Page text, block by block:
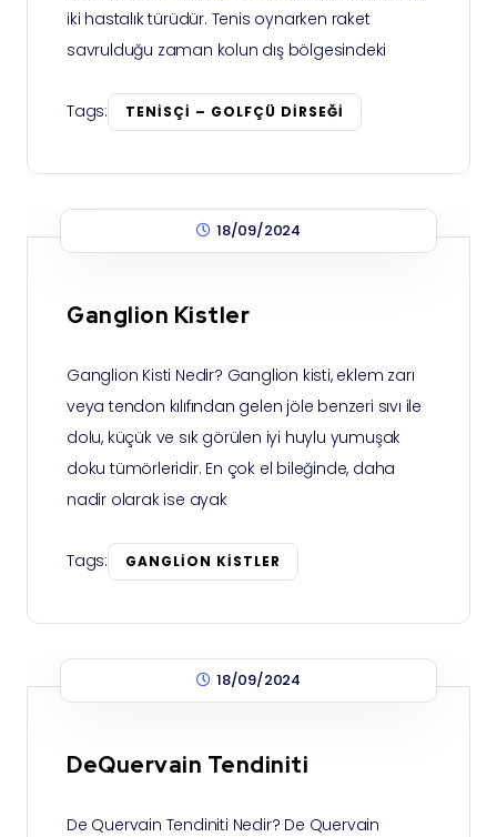
iki hastalık türüdür. Tenis oynarken raket
savrulduğu zaman kolun dış bölgesindeki
Tags: TENISÇI – GOLFÇÜ DIRSEĞI
18/09/2024
Ganglion Kistler
Ganglion Kisti Nedir? Ganglion kisti, eklem zarı
veya tendon kılıfından gelen jöle benzeri sıvı ile
dolu, küçük ve sık görülen iyi huylu yumuşak
doku tümörleridir. En çok el bileğinde, daha
nadir olarak ise ayak
Tags: GANGLION KISTLER
18/09/2024
DeQuervain Tendiniti
De Quervain Tendiniti Nedir? De Quervain